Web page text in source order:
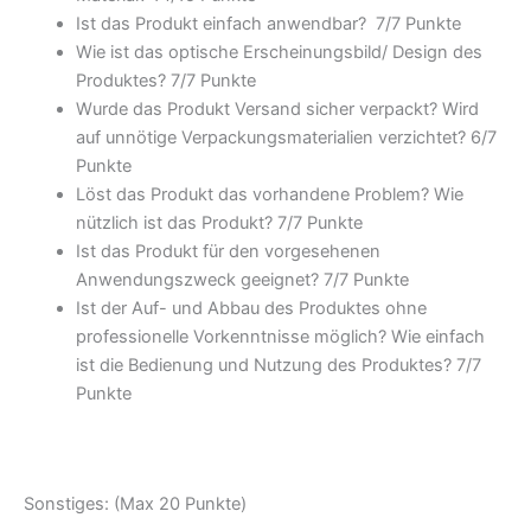
Ist das Produkt einfach anwendbar? 7/7 Punkte
Wie ist das optische Erscheinungsbild/ Design des
Produktes? 7/7 Punkte
Wurde das Produkt Versand sicher verpackt? Wird
auf unnötige Verpackungsmaterialien verzichtet? 6/7
Punkte
Löst das Produkt das vorhandene Problem? Wie
nützlich ist das Produkt? 7/7 Punkte
Ist das Produkt für den vorgesehenen
Anwendungszweck geeignet? 7/7 Punkte
Ist der Auf- und Abbau des Produktes ohne
professionelle Vorkenntnisse möglich? Wie einfach
ist die Bedienung und Nutzung des Produktes? 7/7
Punkte
Sonstiges: (Max 20 Punkte)